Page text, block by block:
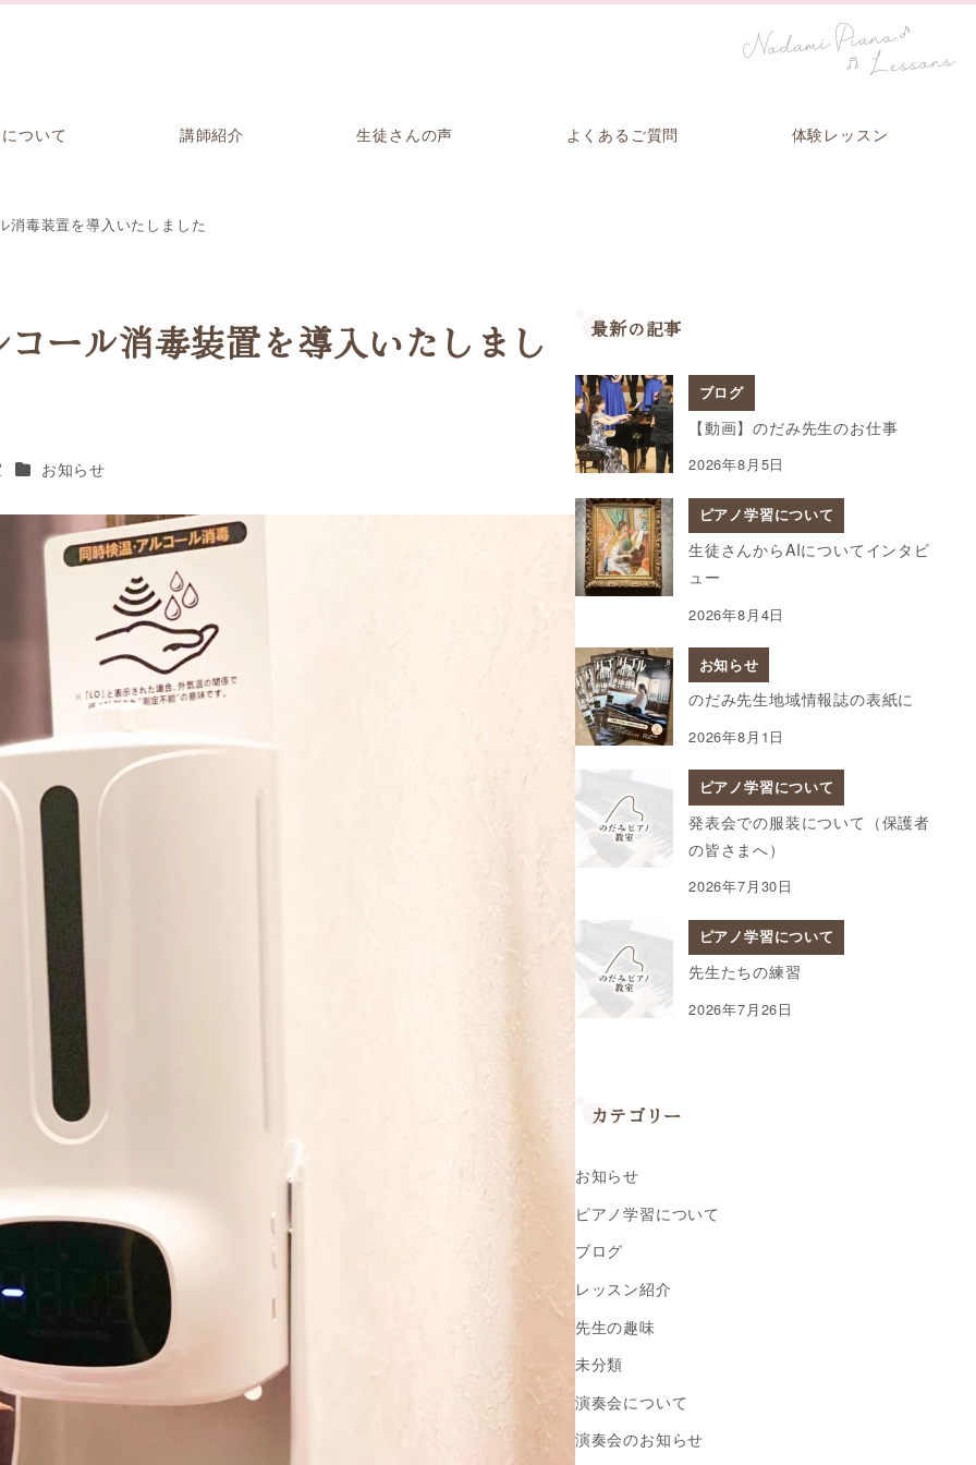
ついて 講師紹介 生徒さんの声 よくあるご質問 体験レッスン
消毒装置を導入いたしました
ール消毒装置を導入いたしまし
カテゴリー
お知らせ
最新の記事
ブログ
【動画】のだみ先生のお仕事
2026年8月5日
ピアノ学習について
生徒さんからAIについてインタビ
ュー
2026年8月4日
お知らせ
のだみ先生地域情報誌の表紙に
2026年8月1日
ピアノ学習について
発表会での服装について（保護者
の皆さまへ）
2026年7月30日
ピアノ学習について
先生たちの練習
2026年7月26日
カテゴリー
お知らせ
ピアノ学習について
ブログ
レッスン紹介
先生の趣味
未分類
演奏会について
演奏会のお知らせ